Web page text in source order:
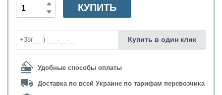
Удобные способы оплаты
Доставка по всей Украине по тарифам перевозчика
КУПИТЬ
Купить в один клик